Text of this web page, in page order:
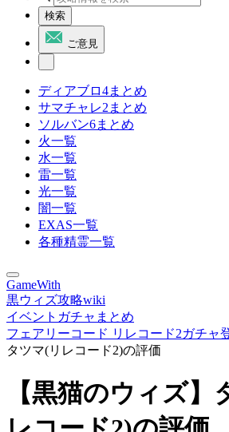
検索
ご意見
ディアブロ4まとめ
サマチャレ2まとめ
ソルバン6まとめ
火一覧
水一覧
雷一覧
光一覧
闇一覧
EXAS一覧
各種精霊一覧
GameWith
黒ウィズ攻略wiki
イベントガチャまとめ
フェアリーコード リレコード2ガチャ
タツマ(リレコード2)の評価
【黒猫のウィズ】